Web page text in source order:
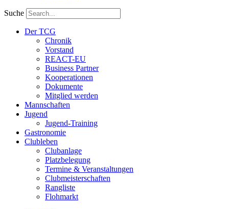
Suche
Der TCG
Chronik
Vorstand
REACT-EU
Business Partner
Kooperationen
Dokumente
Mitglied werden
Mannschaften
Jugend
Jugend-Training
Gastronomie
Clubleben
Clubanlage
Platzbelegung
Termine & Veranstaltungen
Clubmeisterschaften
Rangliste
Flohmarkt